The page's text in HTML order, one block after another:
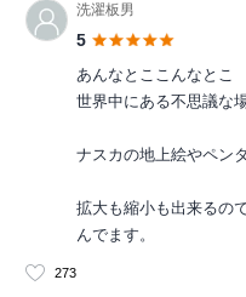
洗濯板男
5
あんなとここんなとこ
世界中にある不思議な
ナスカの地上絵やペン
拡大も縮小も出来るの
んでます。
273